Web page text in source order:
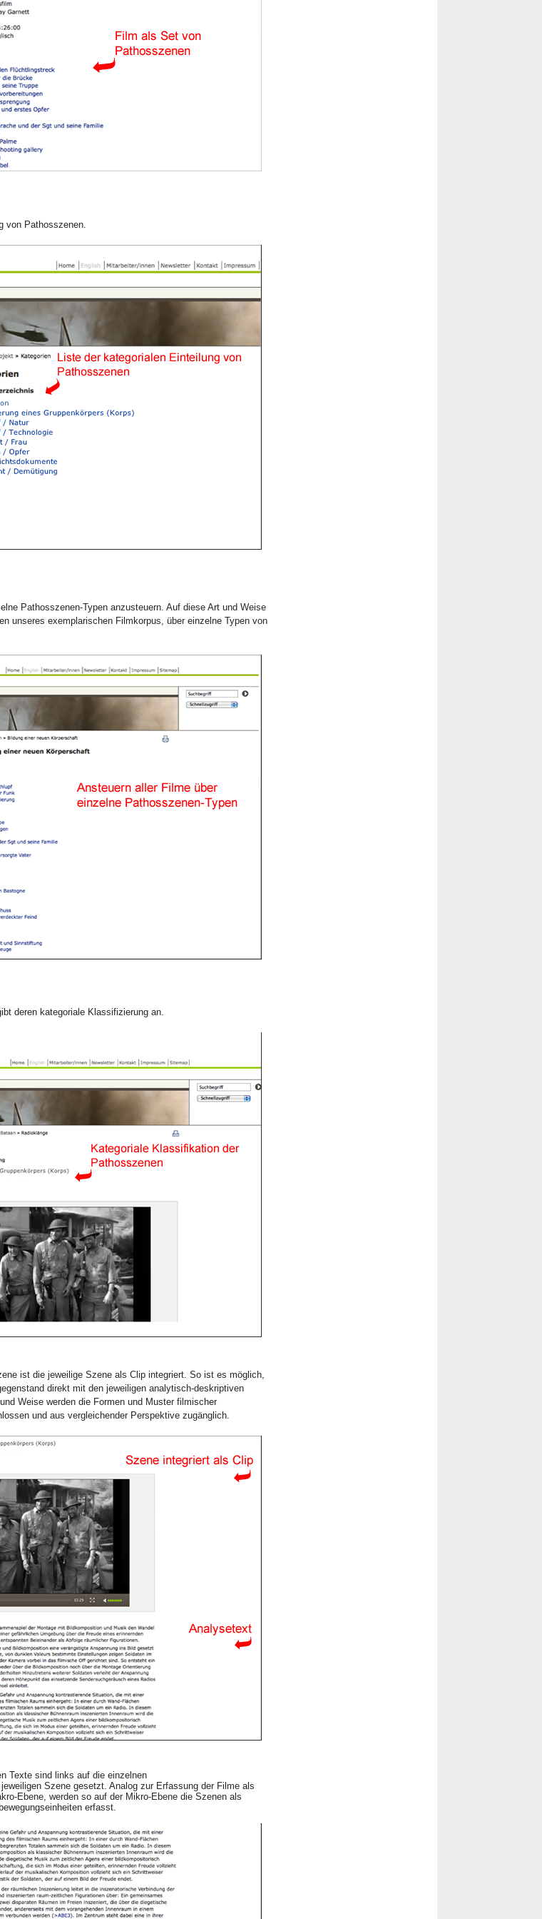
von Pathosszenen.
Pathosszenen-Typen anzusteuern. Auf diese Art und Weise
unseres exemplarischen Filmkorpus, über einzelne Typen von
deren kategoriale Klassifizierung an.
ist die jeweilige Szene als Clip integriert. So ist es möglich,
direkt mit den jeweiligen analytisch-deskriptiven
Weise werden die Formen und Muster filmischer
und aus vergleichender Perspektive zugänglich.
Texte sind links auf die einzelnen
Szene gesetzt. Analog zur Erfassung der Filme als
Ebene, werden so auf der Mikro-Ebene die Szenen als
erfasst.